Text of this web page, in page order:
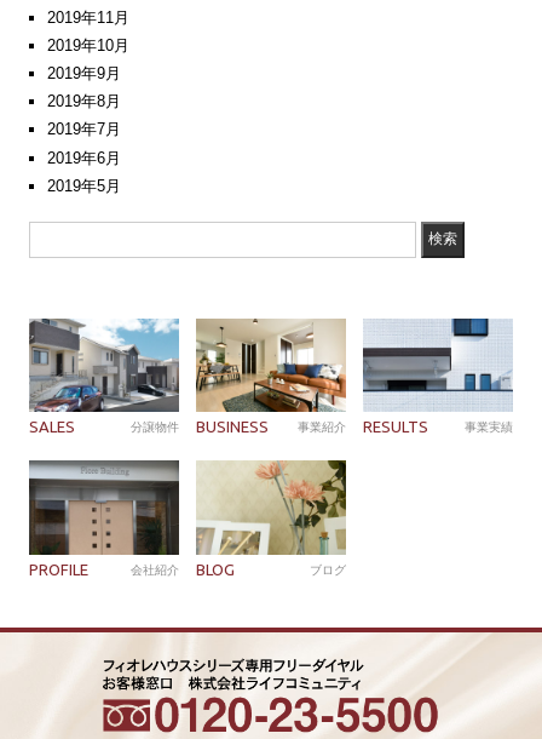
2019年11月
2019年10月
2019年9月
2019年8月
2019年7月
2019年6月
2019年5月
SALES 分譲物件 BUSINESS 事業紹介 RESULTS 事業実績
PROFILE 会社紹介 BLOG ブログ